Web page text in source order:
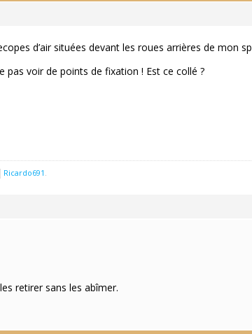
d’air situées devant les roues arrières de mon
voir de points de fixation ! Est ce collé ?
Ricardo691
retirer sans les abîmer.